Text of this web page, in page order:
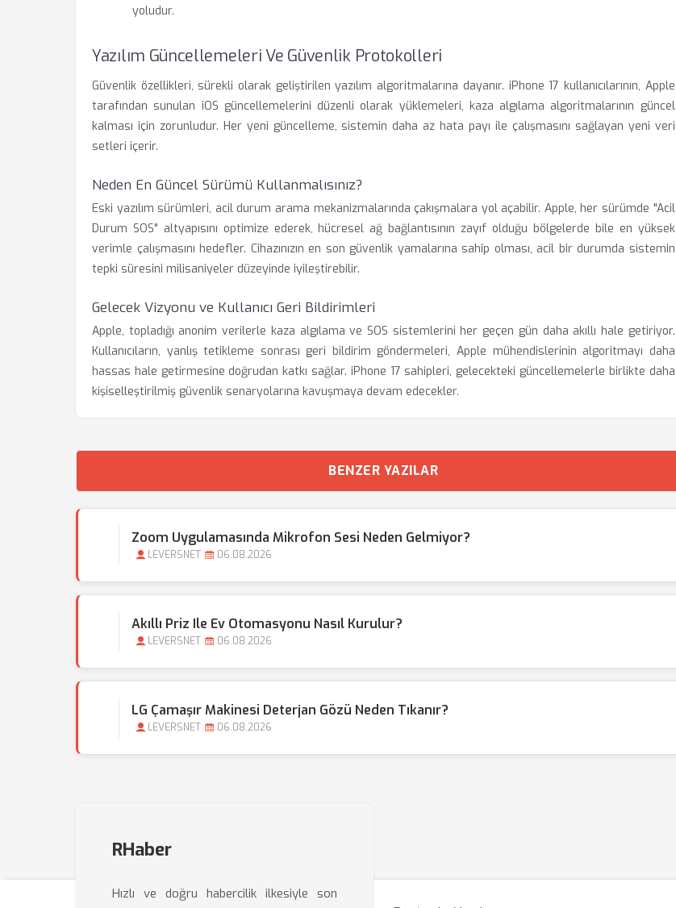
yoludur.
Yazılım Güncellemeleri Ve Güvenlik Protokolleri
Güvenlik özellikleri, sürekli olarak geliştirilen yazılım algoritmalarına dayanır. iPhone 17 kullanıcılarının, Apple
tarafından sunulan iOS güncellemelerini düzenli olarak yüklemeleri, kaza algılama algoritmalarının güncel
kalması için zorunludur. Her yeni güncelleme, sistemin daha az hata payı ile çalışmasını sağlayan yeni veri
setleri içerir.
Neden En Güncel Sürümü Kullanmalısınız?
Eski yazılım sürümleri, acil durum arama mekanizmalarında çakışmalara yol açabilir. Apple, her sürümde "Acil
Durum SOS" altyapısını optimize ederek, hücresel ağ bağlantısının zayıf olduğu bölgelerde bile en yüksek
verimle çalışmasını hedefler. Cihazınızın en son güvenlik yamalarına sahip olması, acil bir durumda sistemin
tepki süresini milisaniyeler düzeyinde iyileştirebilir.
Gelecek Vizyonu ve Kullanıcı Geri Bildirimleri
Apple, topladığı anonim verilerle kaza algılama ve SOS sistemlerini her geçen gün daha akıllı hale getiriyor.
Kullanıcıların, yanlış tetikleme sonrası geri bildirim göndermeleri, Apple mühendislerinin algoritmayı daha
hassas hale getirmesine doğrudan katkı sağlar. iPhone 17 sahipleri, gelecekteki güncellemelerle birlikte daha
kişiselleştirilmiş güvenlik senaryolarına kavuşmaya devam edecekler.
BENZER YAZILAR
Zoom Uygulamasında Mikrofon Sesi Neden Gelmiyor?
LEVERSNET 06.08.2026
Akıllı Priz Ile Ev Otomasyonu Nasıl Kurulur?
LEVERSNET 06.08.2026
LG Çamaşır Makinesi Deterjan Gözü Neden Tıkanır?
LEVERSNET 06.08.2026
RHaber
Hızlı ve doğru habercilik ilkesiyle son